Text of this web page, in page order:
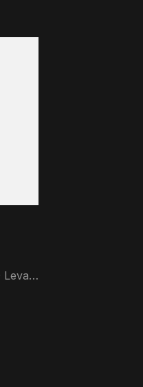
34 Rue Pierre Brossolette 92300 Levallois-Perret